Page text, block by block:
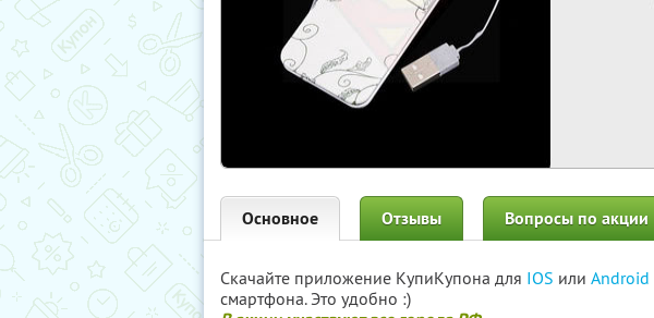
Основное Отзывы Вопросы по акции
Скачайте приложение КупиКупона для IOS или Android
смартфона. Это удобно :)